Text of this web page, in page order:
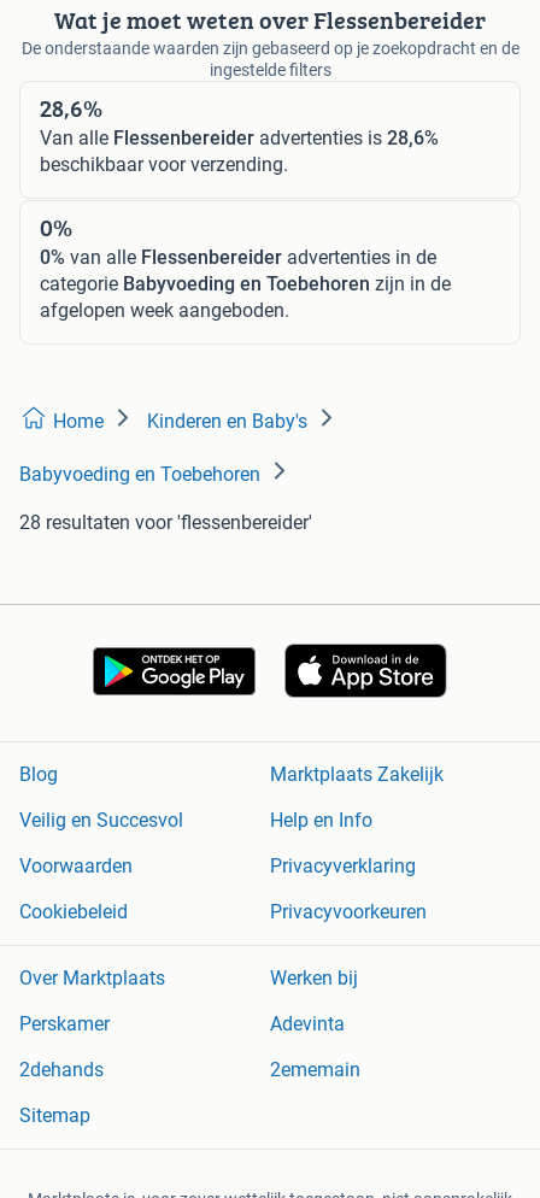
Wat je moet weten over Flessenbereider
De onderstaande waarden zijn gebaseerd op je zoekopdracht en de
ingestelde filters
28,6%
Van alle Flessenbereider advertenties is 28,6%
beschikbaar voor verzending.
0%
0% van alle Flessenbereider advertenties in de
categorie Babyvoeding en Toebehoren zijn in de
afgelopen week aangeboden.
Home Kinderen en Baby's
Babyvoeding en Toebehoren
28 resultaten voor 'flessenbereider'
Blog
Marktplaats Zakelijk
Veilig en Succesvol
Help en Info
Voorwaarden
Privacyverklaring
Cookiebeleid
Privacyvoorkeuren
Over Marktplaats
Werken bij
Perskamer
Adevinta
2dehands
2ememain
Sitemap